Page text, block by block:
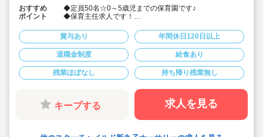
おすすめ
ポイント
◆定員50名☆0～5歳児までの保育園です♪
◆保育主任求人です！
や、わらべうた、おもちゃ製作などの研修など様々な研
修に参加いただけます！（平日の勤務時間内に受講可
能）
◆年間休日120日以上、サービス残業や持ち帰り業務は
禁止！プライベート両立できます♪
◆月給30.7万円以上！賞与実績3.0～3.9ヶ月(昨年実績3.6
か月)と株式会社の中でも高水準の給与！
◆書類作成はタブレット端末等を使用しています！職員
◆否定語、禁止語を極力使わない、前向きな言葉がけの
◆食育にも力を入れており、産地が明確な食材しか使用
賞与あり 年間休日120日以上
退職金制度 給食あり
残業ほぼなし 持ち帰り残業無し
キープする 求人を見る